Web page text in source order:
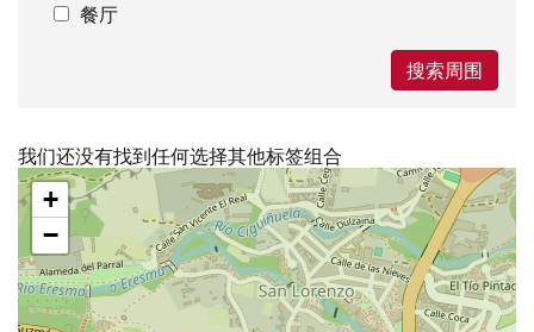
餐厅
搜索周围
我们还没有找到任何选择其他标签组合
跳
过
地
图
+
−